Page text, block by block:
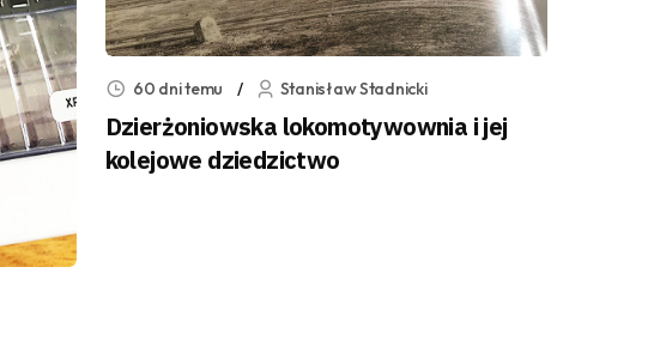
60 dni temu Stanisław Stadnicki
Dzierżoniowska lokomotywownia i jej
kolejowe dziedzictwo